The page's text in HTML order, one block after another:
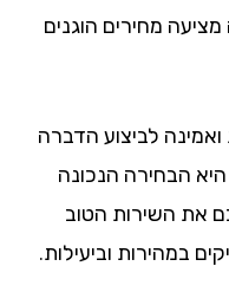
מחירים הוגנים
לביצוע הדברה
הבחירה הנכונה
את השירות הטוב
במהירות וביעילות.